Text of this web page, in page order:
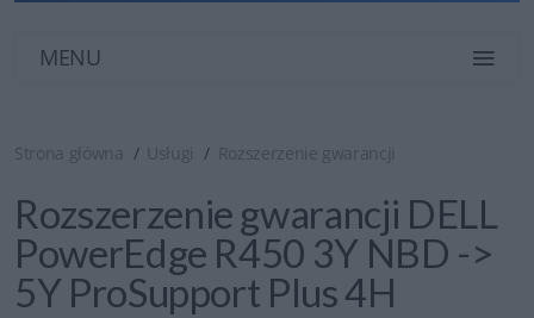
MENU
Strona główna Usługi Rozszerzenie gwarancji
Rozszerzenie gwarancji DELL
PowerEdge R450 3Y NBD ->
5Y ProSupport Plus 4H